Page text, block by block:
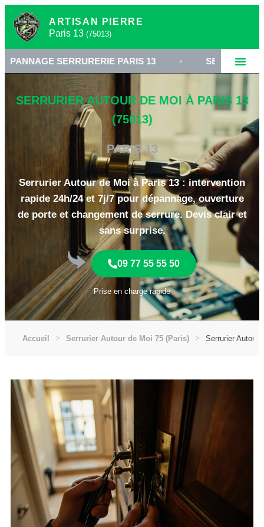
ARTISAN PIERRE
Paris 13 (75013)
SERRURERIE PARIS 13 • SERRURIER 75013
SERRURIER AUTOUR DE MOI À PARIS 13
(75013)
PARIS 13
Serrurier Autour de Moi à Paris 13 : intervention
rapide 24h/24 et 7j/7 pour dépannage, ouverture
de porte et changement de serrure. Devis clair et
sans surprise.
09 77 55 55 50
Prise en charge rapide
Accueil Serrurier Autour de Moi 75 (Paris) Serrurier Autour